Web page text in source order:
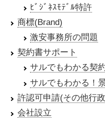
ﾋﾞｼﾞﾈｽﾓﾃﾞﾙ特許
商標(Brand)
激安事務所の問題
契約書サポート
サルでもわかる契約
サルでもわかる！
許認可申請(その他行
会社設立